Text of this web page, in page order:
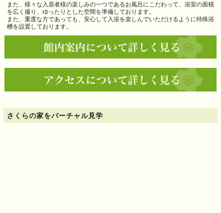
また、様々な入居者様の楽しみの一つであるお風呂にこだわって、浴室の面積
を広く撮り、ゆったりとした空間を準備しております。
また、重度な方であっても、安心して入浴を楽しんでいただけるように特殊浴
槽を設置しております。
さくらの家をバーチャル見学